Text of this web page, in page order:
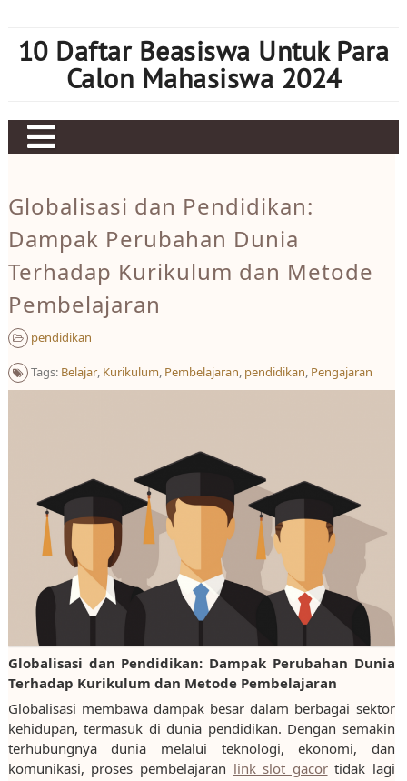
content
10 Daftar Beasiswa Untuk Para
Calon Mahasiswa 2024
Sbobet
Judi bola
Mahjong Ways 2
Slot Kamboja
Slot Thailand
Globalisasi dan Pendidikan:
Dampak Perubahan Dunia
Terhadap Kurikulum dan Metode
Pembelajaran
pendidikan
Tags: Belajar, Kurikulum, Pembelajaran, pendidikan, Pengajaran
Globalisasi dan Pendidikan: Dampak Perubahan Dunia
Terhadap Kurikulum dan Metode Pembelajaran
Globalisasi membawa dampak besar dalam berbagai sektor
kehidupan, termasuk di dunia pendidikan. Dengan semakin
terhubungnya dunia melalui teknologi, ekonomi, dan
komunikasi, proses pembelajaran link slot gacortidak lagi